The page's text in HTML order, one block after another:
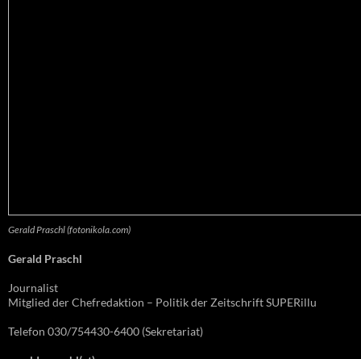
Gerald Praschl (fotonikola.com)
Gerald Praschl
Journalist
Mitglied der Chefredaktion – Politik der Zeitschrift SUPERillu
Telefon 030/754430-6400 (Sekretariat)